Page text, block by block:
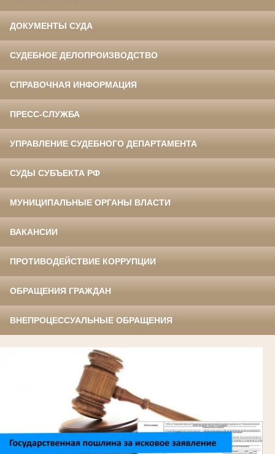
ДОКУМЕНТЫ СУДА
СУДЕБНОЕ ДЕЛОПРОИЗВОДСТВО
СПРАВОЧНАЯ ИНФОРМАЦИЯ
ПРЕСС-СЛУЖБА
УПРАВЛЕНИЕ СУДЕБНОГО ДЕПАРТАМЕНТА
СУДЫ СУБЪЕКТА РФ
МУНИЦИПАЛЬНЫЕ ОРГАНЫ ВЛАСТИ
ВАКАНСИИ
ПРОТИВОДЕЙСТВИЕ КОРРУПЦИИ
ОБРАЩЕНИЯ ГРАЖДАН
ВНЕПРОЦЕССУАЛЬНЫЕ ОБРАЩЕНИЯ